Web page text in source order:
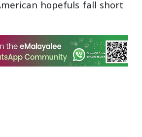
hopefuls fall short